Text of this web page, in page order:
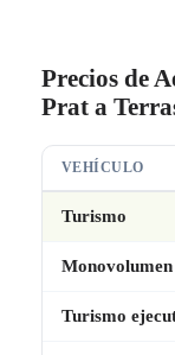
Precios de
Prat a
VEHÍCULO
Turismo
Monovolumen
Turismo